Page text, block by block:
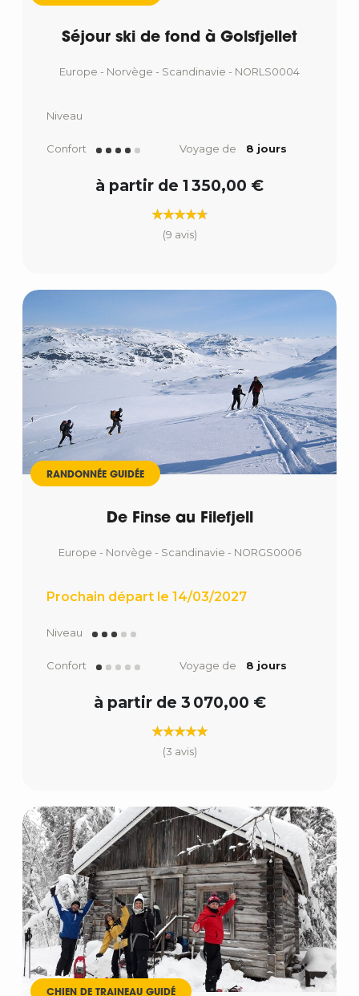
Séjour ski de fond à Golsfjellet
Europe - Norvège - Scandinavie - NORLS0004
Niveau
Confort Voyage de 8 jours
à partir de 1 350,00 €
(9 avis)
RANDONNÉE GUIDÉE
De Finse au Filefjell
Europe - Norvège - Scandinavie - NORGS0006
Prochain départ le 14/03/2027
Niveau
Confort Voyage de 8 jours
à partir de 3 070,00 €
(3 avis)
CHIEN DE TRAINEAU GUIDÉ